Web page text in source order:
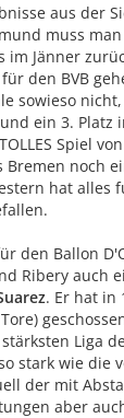
aus der
muss
im Jänner
den BVB
sowieso
ein 3. Platz
Spiel
Bremen noch
hat alles
den Ballon
Ribery auch
. Er hat in
Liga
stark wie die
der mit
aber